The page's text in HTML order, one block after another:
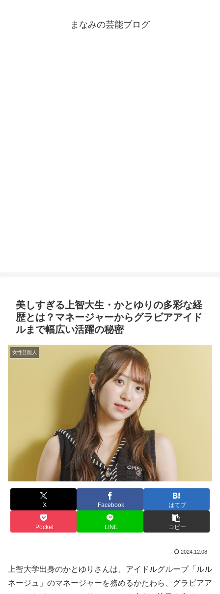
まなみの芸能ブログ
美しすぎる上智大生・かとゆりの多彩な経
歴とは？マネージャーからグラビアアイド
ルまで幅広い活躍の秘密
女性芸能人
X Facebook はてブ
Pocket LINE コピー
2024.12.08
上智大学出身のかとゆりさんは、アイドルグループ「ルル
ネージュ」のマネージャーを務めるかたわら、グラビアア